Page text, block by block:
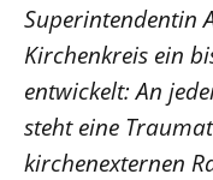
Superintendentin
Kirchenkreis ein
entwickelt: An
steht eine
kirchenexternen
LANDESSYNODE
27.
Kontakt
Hintergrund